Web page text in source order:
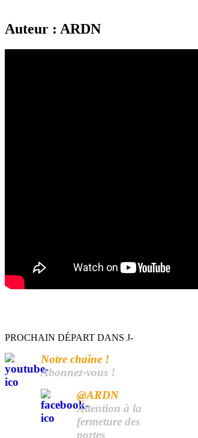
Auteur : ARDN
PROCHAIN DÉPART DANS J-
Notre chaîne !
Abonnez-vous !
@ARDN
Attention à la
fermeture des
portes